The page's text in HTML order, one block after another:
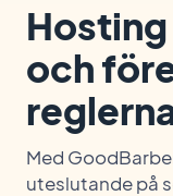
och
Med
uteslutande på